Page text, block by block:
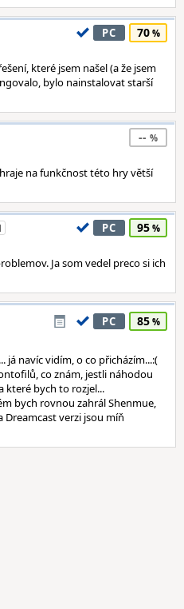
PC 70
které jsem našel (a že jsem
bylo nainstalovat starší
--
na funkčnost této hry větší
PC 95
Ja som vedel preco si ich
PC 85
já navíc vidím, o co přicházím...:(
co znám, jestli náhodou
které bych to rozjel...
bych rovnou zahrál Shenmue,
Dreamcast verzi jsou míň